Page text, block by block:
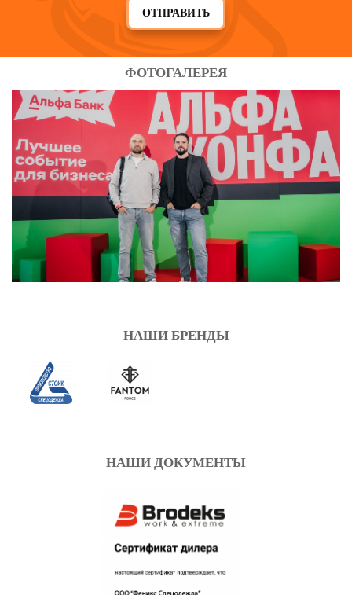
ОТПРАВИТЬ
ФОТОГАЛЕРЕЯ
НАШИ БРЕНДЫ
НАШИ ДОКУМЕНТЫ